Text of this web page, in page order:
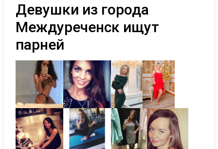
Девушки из города
Междуреченск ищут
парней